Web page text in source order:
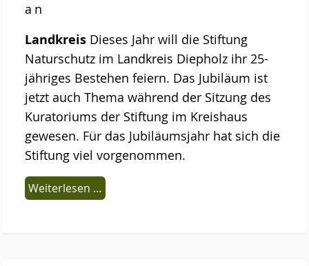
Sortenliste/Pflanzplan
Entwicklung von Obstwiesen in NW-
Deutschland
Heideentwicklung
Schulexkursionen
Projektdokumentation
Wildblumenprogramm
an
Landkreis Dieses Jahr will die Stiftung
Naturschutz im Landkreis Diepholz ihr 25-
jähriges Bestehen feiern. Das Jubiläum ist
jetzt auch Thema während der Sitzung des
Kuratoriums der Stiftung im Kreishaus
gewesen. Für das Jubiläumsjahr hat sich die
Stiftung viel vorgenommen.
Weiterlesen …